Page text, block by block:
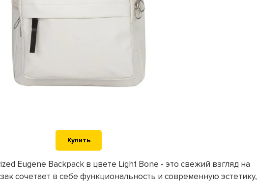
Купить
Eugene Backpack в цвете Light Bone - это свежий взгляд на
сочетает в себе функциональность и современную эстетику,